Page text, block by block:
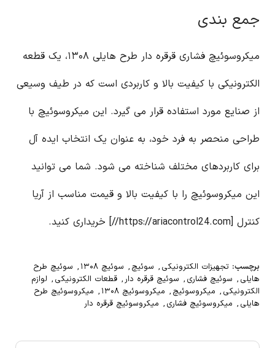
جمع بندی
میکروسوئیچ فشاری قرقره دار طرح هایلی ۱۳۰۸، یک قطعه
الکترونیکی با کیفیت بالا و کاربردی است که در طیف وسیعی
از صنایع مورد استفاده قرار می گیرد. این میکروسوئیچ با
طراحی منحصر به فرد خود، به عنوان یک انتخاب ایده آل
برای کاربردهای مختلف شناخته می شود. شما می توانید
این میکروسوئیچ را با کیفیت بالا و قیمت مناسب از آریا
کنترل [https://ariacontrol24.com//] خریداری کنید.
برچسب: تجهیزات الکترونیکی , سوئیچ , سوئیچ ۱۳۰۸ , سوئیچ طرح
هایلی , سوئیچ فشاری , سوئیچ قرقره دار, قطعات الکترونیکی , لوازم
الکترونیکی , میکروسوئیچ , میکروسوئیچ ۱۳۰۸ , میکروسوئیچ طرح
هایلی , میکروسوئیچ فشاری , میکروسوئیچ قرقره دار